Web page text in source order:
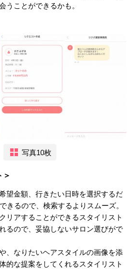
うことができるかも。
写真10枚
＞
望金額、行きたい日時を選択するだ
きるので、検索するよりスムーズ。
リアすることができるスタイリスト
るので、妥協しないサロン選びがで
、なりたいヘアスタイルの画像を添
的な提案をしてくれるスタイリスト